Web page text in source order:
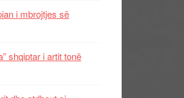
i mbrojtjes së
shqiptar i artit tonë